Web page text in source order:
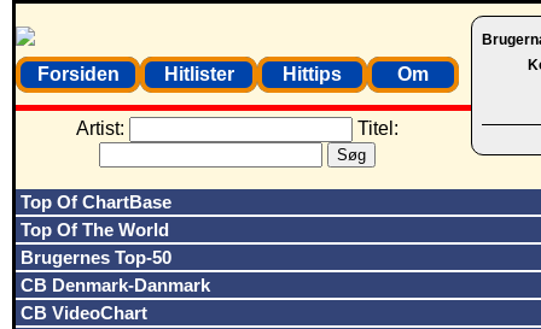
Forsiden Hitlister Hittips Om
Artist: Titel:
Top Of ChartBase
Top Of The World
Brugernes Top-50
CB Denmark-Danmark
CB VideoChart